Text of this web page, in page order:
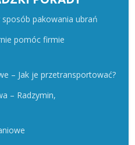
pakowania ubrań
pomóc firmie
– Jak je przetransportować?
– Radzymin,